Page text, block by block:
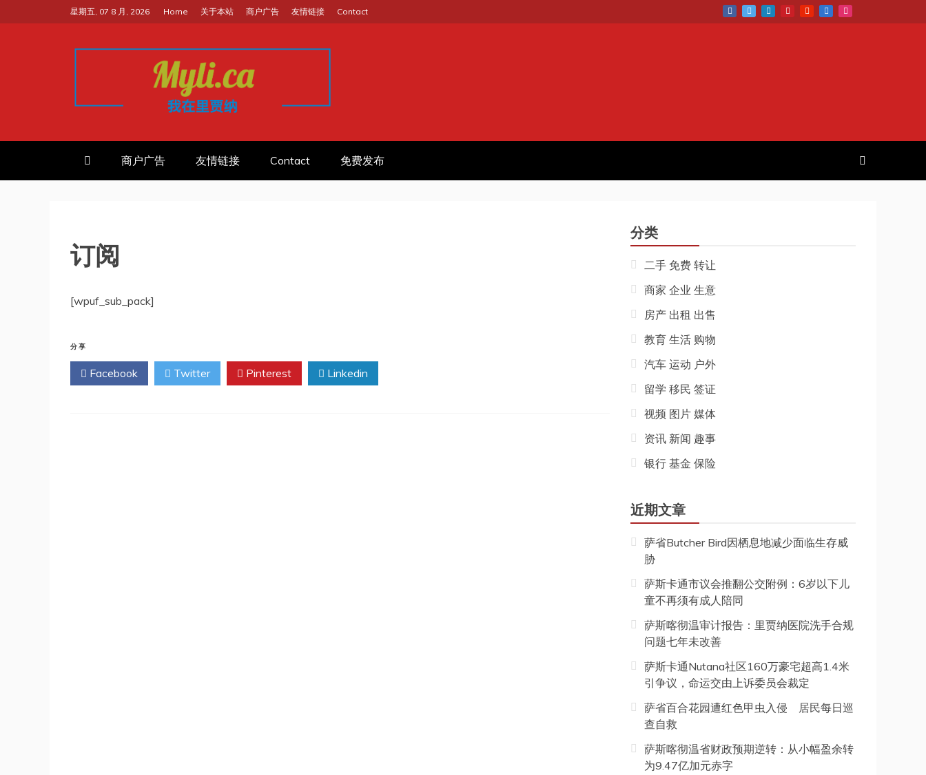
至
星期五, 07 8 月, 2026 Home 关于本站 商户广告 友情链接 Contact
我的里贾纳REGINA
商户广告 友情链接 Contact 免费发布
订阅
[wpuf_sub_pack]
分享
Facebook Twitter Pinterest Linkedin
分类
二手 免费 转让
商家 企业 生意
房产 出租 出售
教育 生活 购物
汽车 运动 户外
留学 移民 签证
视频 图片 媒体
资讯 新闻 趣事
银行 基金 保险
近期文章
萨省Butcher Bird因栖息地减少面临生存威
胁
萨斯卡通市议会推翻公交附例：6岁以下儿
童不再须有成人陪同
萨斯喀彻温审计报告：里贾纳医院洗手合规
问题七年未改善
萨斯卡通Nutana社区160万豪宅超高1.4米
引争议，命运交由上诉委员会裁定
萨省百合花园遭红色甲虫入侵 居民每日巡
查自救
萨斯喀彻温省财政预期逆转：从小幅盈余转
为9.47亿加元赤字